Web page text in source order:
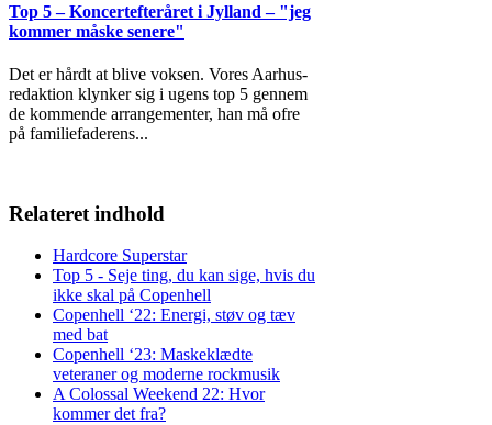
Top 5 – Koncertefteråret i Jylland – "jeg
kommer måske senere"
Det er hårdt at blive voksen. Vores Aarhus-
redaktion klynker sig i ugens top 5 gennem
de kommende arrangementer, han må ofre
på familiefaderens...
Relateret indhold
Hardcore Superstar
Top 5 - Seje ting, du kan sige, hvis du
ikke skal på Copenhell
Copenhell ‘22: Energi, støv og tæv
med bat
Copenhell ‘23: Maskeklædte
veteraner og moderne rockmusik
A Colossal Weekend 22: Hvor
kommer det fra?